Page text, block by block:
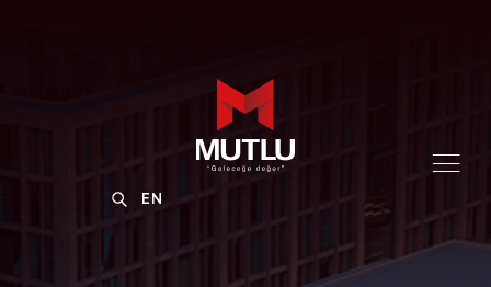
EN
menu